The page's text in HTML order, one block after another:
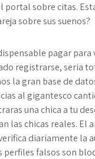
portal sobre citas.
sobre sus suenos?
pagar para
registrarse, seri­a
la gran base de
al gigantesco
una chica a tu
las chicas reales. El
diariamente la
perfiles falsos son